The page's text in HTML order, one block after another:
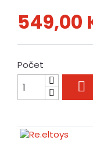
549,00
Počet
